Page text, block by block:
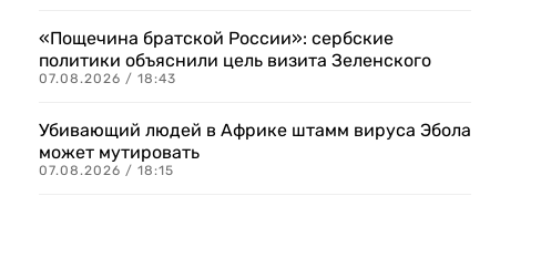
«Пощечина братской России»: сербские
политики объяснили цель визита Зеленского
07.08.2026 / 18:43
Убивающий людей в Африке штамм вируса Эбола
может мутировать
07.08.2026 / 18:15